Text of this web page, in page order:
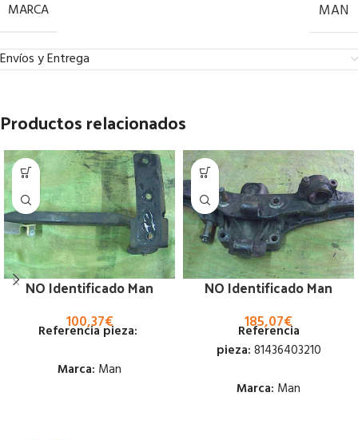
MARCA MAN
Envíos y Entrega
Productos relacionados
NO Identificado Man
100,37€
Referencia pieza:
Marca: Man
NO Identificado Man
185,07€
Referencia
pieza: 81436403210
Marca: Man